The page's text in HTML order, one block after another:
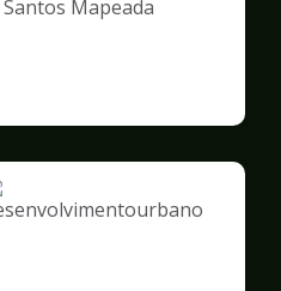
Ilustração